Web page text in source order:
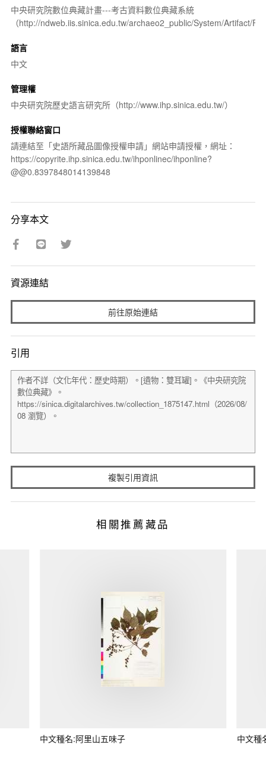
中央研究院數位典藏計畫---考古資料數位典藏系統
（http://ndweb.iis.sinica.edu.tw/archaeo2_public/System/Artifact/
語言
中文
管理權
中央研究院歷史語言研究所（http://www.ihp.sinica.edu.tw/）
授權聯絡窗口
請連結至「史語所藏品圖像授權申請」網站申請授權，網址：
https://copyrite.ihp.sinica.edu.tw/ihponlinec/ihponline?
@@0.8397848014139848
分享本文
資源連結
前往原始連結
引用
複製引用資訊
相關推薦藏品
中文種名:阿里山五味子 中文種